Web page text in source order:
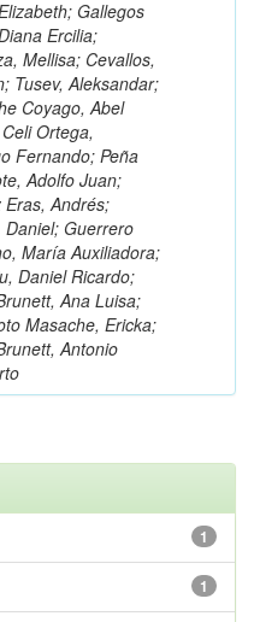
Gallegos
Ercilia;
Mellisa; Cevallos,
Tusev, Aleksandar;
Coyago, Abel
Ortega,
Fernando; Peña
Adolfo Juan;
Eras, Andrés;
Daniel; Guerrero
María Auxiliadora;
Daniel Ricardo;
Ana Luisa;
Masache, Ericka;
Antonio
1
1